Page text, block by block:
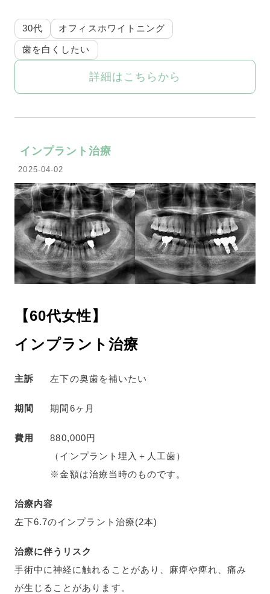
30代 オフィスホワイトニング
歯を白くしたい
詳細はこちらから
インプラント治療
2025-04-02
【60代女性】
インプラント治療
主訴 左下の奥歯を補いたい
期間 期間6ヶ月
費用
880,000円
（インプラント埋入＋人工歯）
※金額は治療当時のものです。
治療内容
左下6.7のインプラント治療(2本)
治療に伴うリスク
手術中に神経に触れることがあり、麻痺や痺れ、痛み
が生じることがあります。